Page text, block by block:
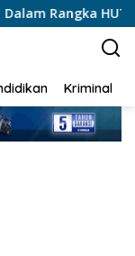
81, XCI Lancang
Kriminal